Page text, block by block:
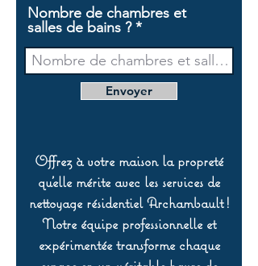
Nombre de chambres et
salles de bains ?
Envoyer
Offrez à votre maison la propreté
qu’elle mérite avec les services de
nettoyage résidentiel Archambault !
Notre équipe professionnelle et
expérimentée transforme chaque